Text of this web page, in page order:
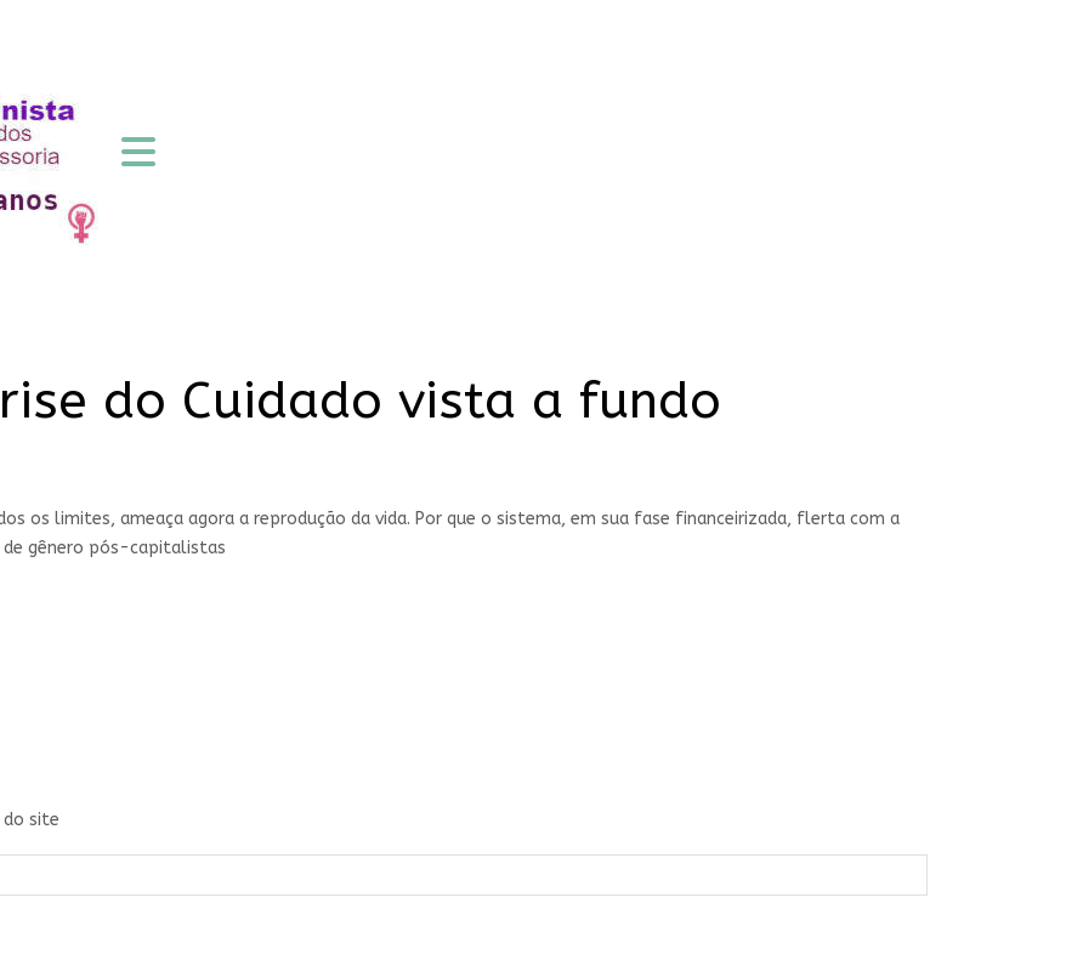
do Cuidado vista a fundo
os limites, ameaça agora a reprodução da vida. Por que o sistema, em sua fase financeirizada, flerta com a
de gênero pós-capitalistas
do site